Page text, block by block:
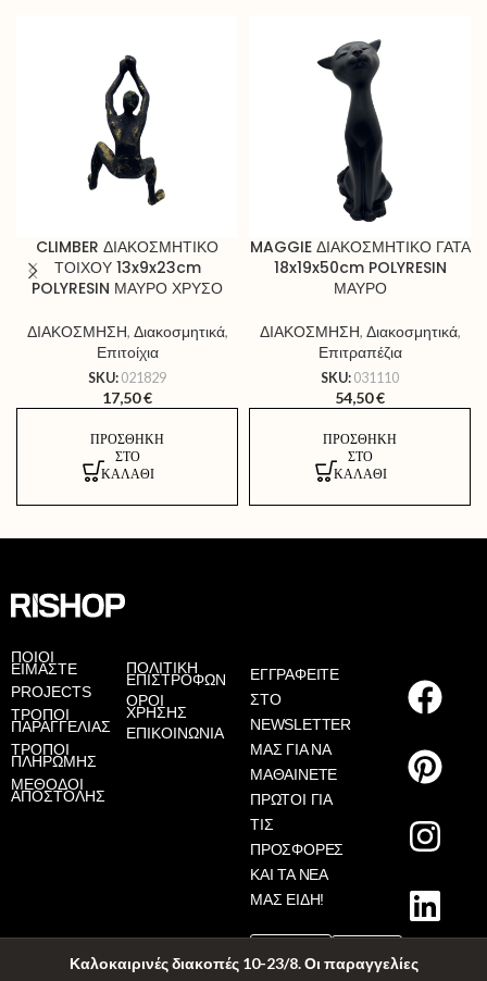
Καλοκαιρινές διακοπές 10-23/8. Οι παραγγελίες
CLIMBER ΔΙΑΚΟΣΜΗΤΙΚΟ
ΤΟΙΧΟΥ 13x9x23cm
POLYRESIN ΜΑΥΡΟ ΧΡΥΣΟ
ΔΙΑΚΟΣΜΗΣΗ, Διακοσμητικά,
Επιτοίχια
SKU: 021829
17,50€
ΠΡΟΣΘΉΚΗ
ΣΤΟ
ΚΑΛΆΘΙ
MAGGIE ΔΙΑΚΟΣΜΗΤΙΚΟ ΓΑΤΑ
18x19x50cm POLYRESIN
ΜΑΥΡΟ
ΔΙΑΚΟΣΜΗΣΗ, Διακοσμητικά,
Επιτραπέζια
SKU: 031110
54,50€
ΠΡΟΣΘΉΚΗ
ΣΤΟ
ΚΑΛΆΘΙ
ΠΟΙΟΙ
ΕΙΜΑΣΤΕ
PROJECTS
ΤΡΟΠΟΙ
ΠΑΡΑΓΓΕΛΙΑΣ
ΤΡΟΠΟΙ
ΠΛΗΡΩΜΗΣ
ΜΕΘΟΔΟΙ
ΑΠΟΣΤΟΛΗΣ
ΠΟΛΙΤΙΚΗ
ΕΠΙΣΤΡΟΦΩΝ
ΟΡΟΙ
ΧΡΗΣΗΣ
ΕΠΙΚΟΙΝΩΝΙΑ
ΕΓΓΡΑΦΕΙΤΕ
ΣΤΟ
NEWSLETTER
ΜΑΣ ΓΙΑ ΝΑ
ΜΑΘΑΙΝΕΤΕ
ΠΡΩΤΟΙ ΓΙΑ
ΤΙΣ
ΠΡΟΣΦΟΡΕΣ
ΚΑΙ ΤΑ ΝΕΑ
ΜΑΣ ΕΙΔΗ!